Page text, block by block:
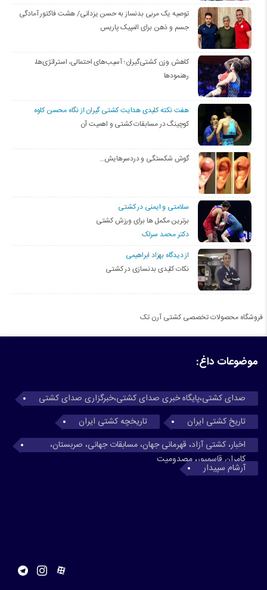
توصیه یک مربی بدنساز به حسن یزدانی/ هشت فاکتور آمادگی
جسم و ذهن برای المپیک پاریس
کاهش وزن کشتی‌گیران؛ آسیب‌های احتمالی، استراتژی‌ها،
رهنمودها
هفت نکته کلیدی هدایت کشتی گیران از نگاه محسن کاوه
کوچینگ در مسابقات کشتی و اهمیت آن
گوش شکستگی و دردسرهایش…
سلامتی و ایمنی در کشتی
برترین مکمل ها برای ورزش کشتی
دکتر محمد سرلک
از دیدگاه بهزاد ابراهیمی
نکات کلیدی بدنسازی در کشتی
فروشگاه محصولات تخصصی کشتی آرن تک
موضوعات داغ:
صدای کشتی،پایگاه خبری صدای کشتی،خبرگزاری صدای کشتی
تاریخ کشتی ایران
تاریخچه کشتی ایران
اخبار، کشتی آزاد، قهرمانی جهان، مسابقات جهانی، صربستان،
کامران قاسمپور، مصدومیت
آرشام سپیدار